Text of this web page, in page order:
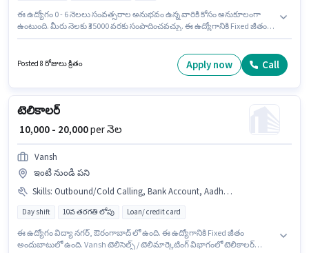
ఈ ఉద్యోగం 0 - 6 నెలలు సంవత్సరాల అనుభవం ఉన్న వారికి కోసం అనుకూలంగా
ఉంటుంది. మీరు నెలకు ₹35000 వరకు సంపాదించవచ్చు. ఈ ఉద్యోగానికి Fixed జీతం
టెలికాలర్ విభాగంలో టెలి కాలింగ్ ఉద్యోగానికి క్రియాశీలకంగా నియామకం
జరుగుతోంది. ఈ ఉద్యోగం ఉస్మాన్‌పుర, ఔరంగాబాద్ లో ఉంది. ఈ ఉద్యోగానికి 10వ
Posted 8 రోజులు క్రితం Apply now Call
టెలికాలర్
₹ 10,000 - 20,000per నెల
Vansh
ఇంటి నుండి పని
Skills: Outbound/Cold Calling, Bank Account, Aadhar Card, Communication Skill, Internet Connection, Wiring, PAN Card, Lead Generation
Day shift 10వ తరగతి లోపు Loan/ credit card
ఈ ఉద్యోగం విద్యా నగర్, ఔరంగాబాద్ లో ఉంది. ఈ ఉద్యోగానికి Fixed జీతం
అందుబాటులో ఉంది. Vansh టెలిసెల్స్ / టెలిమార్కెటింగ్ విభాగంలో టెలికాలర్